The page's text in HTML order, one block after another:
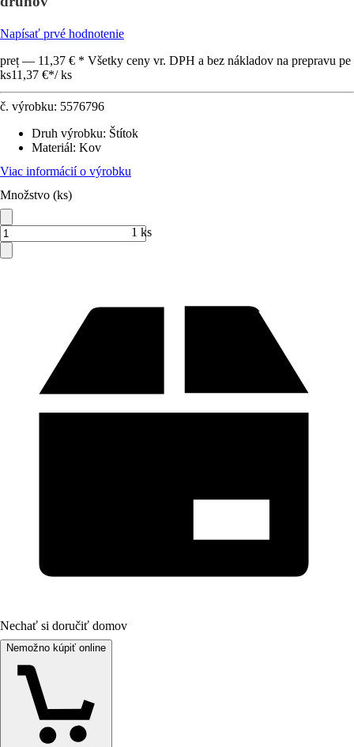
Napísať prvé hodnotenie
preț — 11,37 € * Všetky ceny vr. DPH a bez nákladov na prepravu pe
ks11,37 €*/ ks
č. výrobku: 5576796
Druh výrobku: Štítok
Materiál: Kov
Viac informácií o výrobku
Množstvo (ks)
1 ks
Nechať si doručiť domov
Nemožno kúpiť online